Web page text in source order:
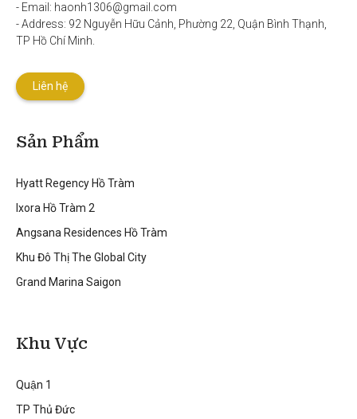
- Email: haonh1306@gmail.com
- Address: 92 Nguyễn Hữu Cảnh, Phường 22, Quận Bình Thạnh,
TP Hồ Chí Minh.
Liên hệ
Sản Phẩm
Hyatt Regency Hồ Tràm
Ixora Hồ Tràm 2
Angsana Residences Hồ Tràm
Khu Đô Thị The Global City
Grand Marina Saigon
Khu Vực
Quận 1
TP Thủ Đức